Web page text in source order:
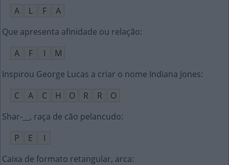
A
L F
A
Que apresenta afinidade ou relação:
A
F I
M
Inspirou George Lucas a criar o nome Indiana Jones:
C
A C H O R R
O
Shar-__, raça de cão pelancudo:
P
E
I
Caixa de formato retangular, arca: